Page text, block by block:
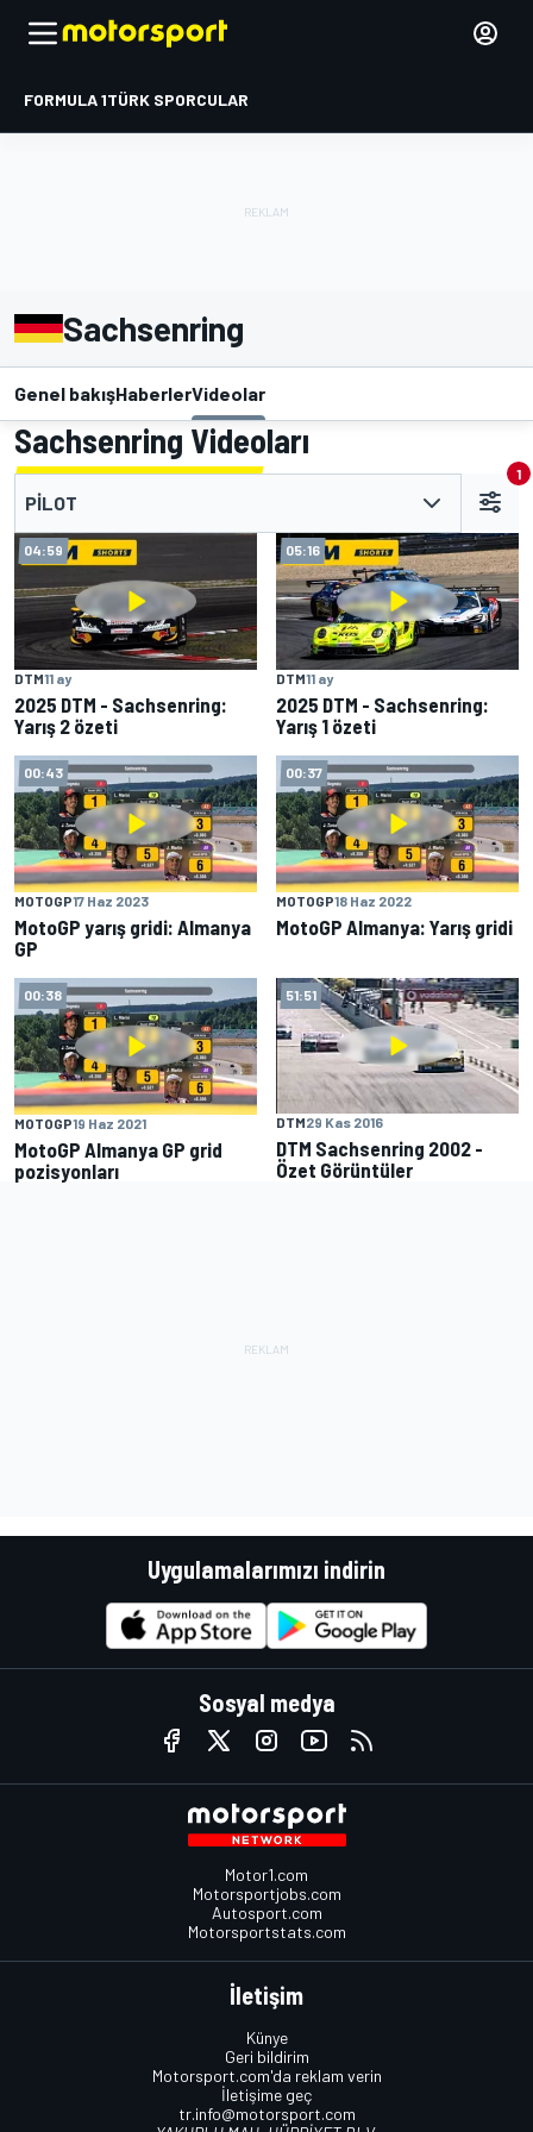
FORMULA 1TÜRK SPORCULAR
Sachsenring
Genel bakışHaberlerVideolar
Sachsenring Videoları
PILOT
1
04:59
DTM11 ay
2025 DTM - Sachsenring:
Yarış 2 özeti
05:16
DTM11 ay
2025 DTM - Sachsenring:
Yarış 1 özeti
00:43
MOTOGP17 Haz 2023
MotoGP yarış gridi: Almanya
GP
00:37
MOTOGP18 Haz 2022
MotoGP Almanya: Yarış gridi
00:38
MOTOGP19 Haz 2021
MotoGP Almanya GP grid
pozisyonları
51:51
DTM29 Kas 2016
DTM Sachsenring 2002 -
Özet Görüntüler
Uygulamalarımızı indirin
Sosyal medya
Motor1.com
Motorsportjobs.com
Autosport.com
Motorsportstats.com
İletişim
Künye
Geri bildirim
Motorsport.com'da reklam verin
İletişime geç
tr.info@motorsport.com